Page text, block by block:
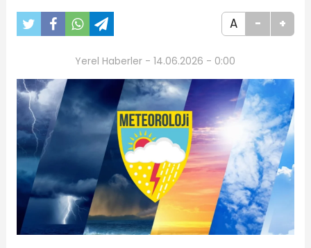
A - +
Yerel Haberler - 14.06.2026 - 0:00